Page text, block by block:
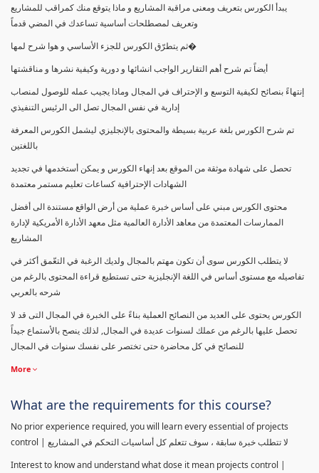
يبدأ الكورس بتعريف ومعنى مراقبة المشاريع و ماذا يتوقع منك كمراقب للمشاريع
وتعريف لمصطلحات أساسية تساعدك في المضي قدماً
ثم يتطرّق الكورس للجزء الأساسي و هوا شرح لمها�
أيضاً تم شرح أهم التقارير الواجب انشائها و دورية وكيفية نشرها و مناقشتها
إنتهاءً بنصائح لكيفية التوسع و الإحتراف في المجال وماذا يجيب عمله للوصول لمنصاب
إدارية في نفس المجال تصل الى الرئيس التنفيذي
تم شرح الكورس بلغة عربية بسيطة والمحتوى بالإنجليزي ليشمل الكورس المعرفة
باللغتين
تحصل على شهادة موثقة من الموقع بعد إنهاء الكورس و يمكن أستخدمها في تجديد
الشهادات الإحترافية كساعات تعليم مستمر معتمدة
محتوى الكورس مبني على أساس خبرة عملية من أرض الواقع مستندة الى أفضل
الممارسات المعتمدة من معاهد الأدارة العالمية مثل معهد الأدارة الأمريكية لإدارة
المشاريع
لا يتطلب الكورس سوى أن تكون مهتم بالمجال ولديك الرغبة في التعّمق أكثر في
تفاصيله مع مستوى أساس في اللغة الإنجليزية حتى تستطيع قراءة المحتوى بالرغم من
شرحه بالعربي
الكورس يحتوى على العديد من النصائح العملية بناءً على الخبرة في المجال التى قد لا
تحصل عليها بالرغم من عملك لسنوات عديدة في المجال, لذلك ينصح بالأستماع جيداً
للنصائح في كل محاضرة حتى تختصر على نفسك سنوات في المجال
More
What are the requirements for this course?
No prior experience required, you will learn every essential of projects
control | لا تتطلب خبرة سابقة ، سوف تتعلم كل أساسيات التحكم في المشاريع
Interest to know and understand what dose it mean projects control |